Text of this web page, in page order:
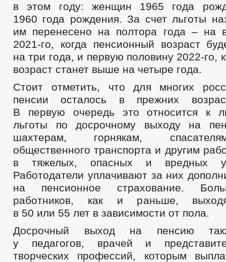
в этом году: женщин 1965 года
1960 года рождения. За счет льготы
им перенесено на полтора года – на
2021-го, когда пенсионный возраст
на три года, и первую половину 2022-го,
возраст станет выше на четыре года.
Стоит отметить, что для многих
пенсии осталось в прежних
В первую очередь это относится к
льготы по досрочному выходу на
шахтерам, горнякам,
общественного транспорта и другим
в тяжелых, опасных и вредных
Работодатели уплачивают за них
на пенсионное страхование.
работников, как и раньше,
в 50 или 55 лет в зависимости от пола.
Досрочный выход на пенсию
у педагогов, врачей и
творческих профессий, которым